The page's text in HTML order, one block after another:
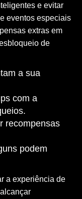
e evitar
eventos especiais
extras em
de
a sua
com a
recompensas
podem
a experiência de